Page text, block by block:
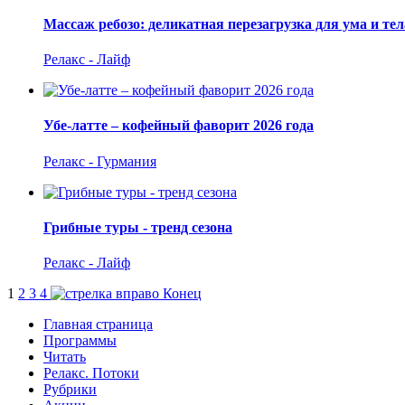
Массаж ребозо: деликатная перезагрузка для ума и
Релакс - Лайф
Убе-латте – кофейный фаворит 2026 года
Релакс - Гурмания
Грибные туры - тренд сезона
Релакс - Лайф
1 2 3 4
Конец
Главная страница
Программы
Читать
Релакс. Потоки
Рубрики